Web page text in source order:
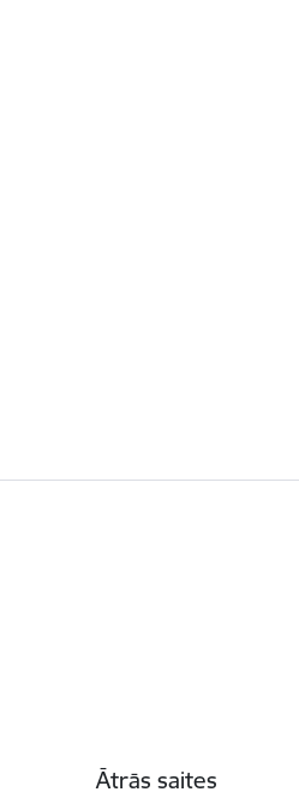
Ātrās saites